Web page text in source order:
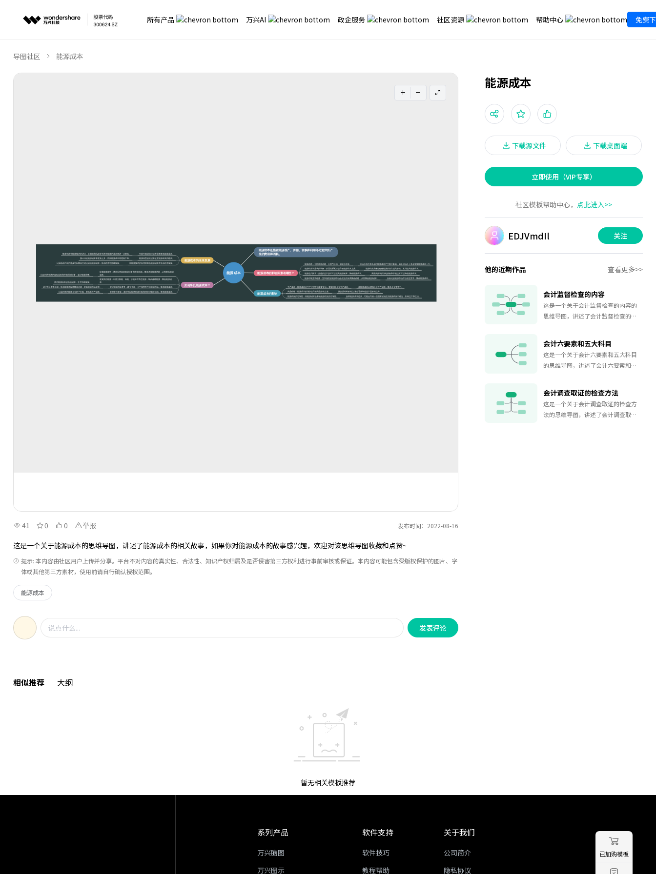
所有产品 万兴AI 政企服务 社区资源 帮助中心 免费
导图社区 能源成本
41 0 0 举报 发布时间：2022-08-16
这是一个关于能源成本的思维导图，讲述了能源成本的相关故事，如果你对能源成本的故事感兴趣，欢迎对该思维导图收藏和点赞~
提示: 本内容由社区用户上传并分享。平台不对内容的真实性、合法性、知识产权归属及是否侵害第三方权利进行事前审核或保证。本内容可能包含受版权保护的图片、字
体或其他第三方素材，使用前请自行确认授权范围。
能源成本
发表评论
能源成本
下载源文件 下载桌面端
立即使用（VIP专享）
社区模板帮助中心， 点此进入>>
EDJVmdIl 关注
他的近期作品 查看更多>>
会计监督检查的内容
这是一个关于会计监督检查的内容的
思维导图，讲述了会计监督检查的内
维导图收藏和点赞~
会计六要素和五大科目
这是一个关于会计六要素和五大科目
的思维导图，讲述了会计六要素和五
对该思维导图收藏和点赞~
会计调查取证的检查方法
这是一个关于会计调查取证的检查方
法的思维导图，讲述了会计调查取证
相似推荐 大纲
暂无相关模板推荐
已加购模板
系列产品
万兴脑图
万兴图示
软件支持
软件技巧
教程帮助
关于我们
公司简介
隐私协议